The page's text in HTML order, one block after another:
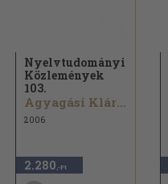
Nyelvtudományi
Közlemények
103.
Agyagási Klára...
2006
2.280 ,-Ft